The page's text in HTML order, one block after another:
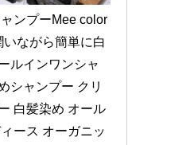
ャンプーMee color
いながら簡単に白
ルインワンシャ
シャンプー クリ
白髪染め オール
ース オーガニッ